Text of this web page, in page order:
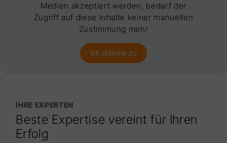
Medien akzeptiert werden, bedarf der
Zugriff auf diese Inhalte keiner manuellen
Zustimmung mehr
Ich stimme zu
IHRE EXPERTEN
Beste Expertise vereint für Ihren
Erfolg